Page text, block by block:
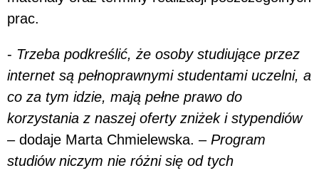
prac.
- Trzeba podkreślić, że osoby studiujące przez
internet są pełnoprawnymi studentami uczelni, a
co za tym idzie, mają pełne prawo do
korzystania z naszej oferty zniżek i stypendiów
– dodaje Marta Chmielewska. – Program
studiów niczym nie różni się od tych